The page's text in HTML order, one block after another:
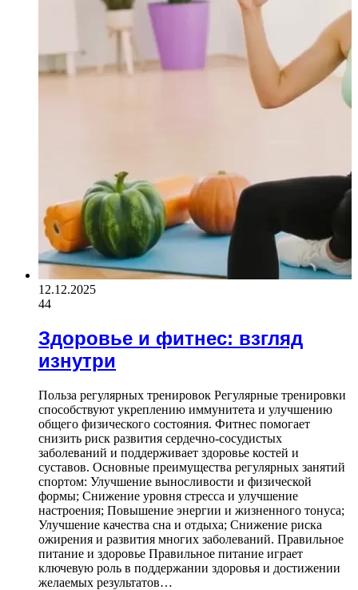
12.12.2025
44
Здоровье и фитнес: взгляд
изнутри
Польза регулярных тренировок Регулярные тренировки
способствуют укреплению иммунитета и улучшению
общего физического состояния. Фитнес помогает
снизить риск развития сердечно-сосудистых
заболеваний и поддерживает здоровье костей и
суставов. Основные преимущества регулярных занятий
спортом: Улучшение выносливости и физической
формы; Снижение уровня стресса и улучшение
настроения; Повышение энергии и жизненного тонуса;
Улучшение качества сна и отдыха; Снижение риска
ожирения и развития многих заболеваний. Правильное
питание и здоровье Правильное питание играет
ключевую роль в поддержании здоровья и достижении
желаемых результатов…